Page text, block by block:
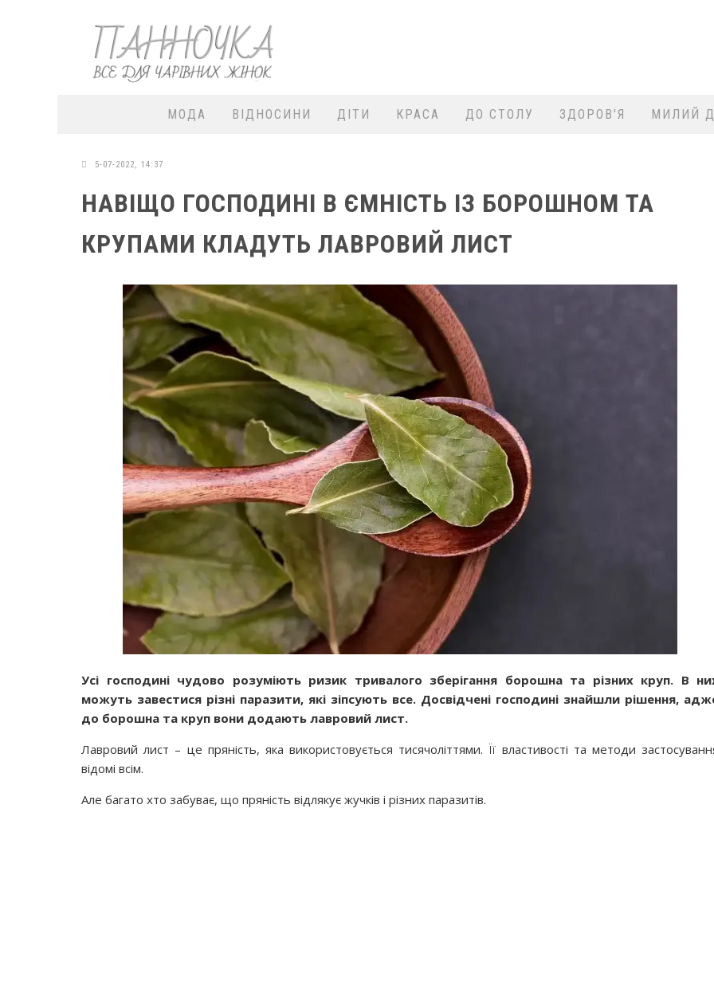
МОДА ВІДНОСИНИ ДІТИ КРАСА ДО СТОЛУ ЗДОРОВ'Я МИЛИЙ
5-07-2022, 14:37
НАВІЩО ГОСПОДИНІ В ЄМНІСТЬ ІЗ БОРОШНОМ ТА
КРУПАМИ КЛАДУТЬ ЛАВРОВИЙ ЛИСТ
Усі господині чудово розуміють ризик тривалого зберігання борошна та різних круп. В
можуть завестися різні паразити, які зіпсують все. Досвідчені господині знайшли рішення,
до борошна та круп вони додають лавровий лист.
Лавровий лист – це пряність, яка використовується тисячоліттями. Її властивості та методи
відомі всім.
Але багато хто забуває, що пряність відлякує жучків і різних паразитів.